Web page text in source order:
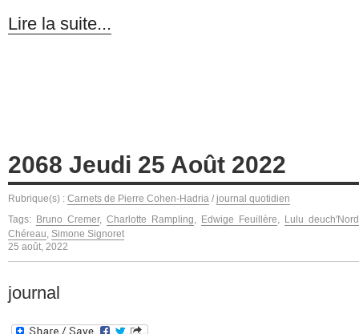
Lire la suite...
2068 Jeudi 25 Août 2022
Rubrique(s) : Carnets de Pierre Cohen-Hadria / journal quotidien
Tags: Bruno Cremer, Charlotte Rampling, Edwige Feuillère, Lulu deuch'Nord
Chéreau, Simone Signoret
25 août, 2022
journal